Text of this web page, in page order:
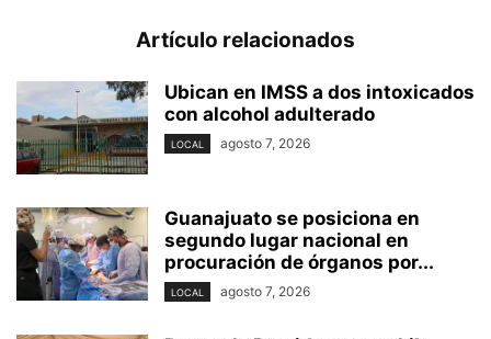
Artículo relacionados
Ubican en IMSS a dos intoxicados
con alcohol adulterado
LOCAL agosto 7, 2026
Guanajuato se posiciona en
segundo lugar nacional en
procuración de órganos por...
LOCAL agosto 7, 2026